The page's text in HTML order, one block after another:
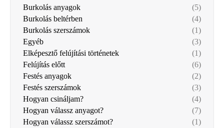
Burkolás anyagok
(5)
Burkolás beltérben
(4)
Burkolás szerszámok
(1)
Egyéb
(3)
Elképesztő felújítási történetek
(1)
Felújítás előtt
(6)
Festés anyagok
(2)
Festés szerszámok
(3)
Hogyan csináljam?
(4)
Hogyan válassz anyagot?
(7)
Hogyan válassz szerszámot?
(1)